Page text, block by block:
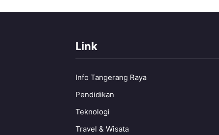
Link
Info Tangerang Raya
Pendidikan
Teknologi
Travel & Wisata